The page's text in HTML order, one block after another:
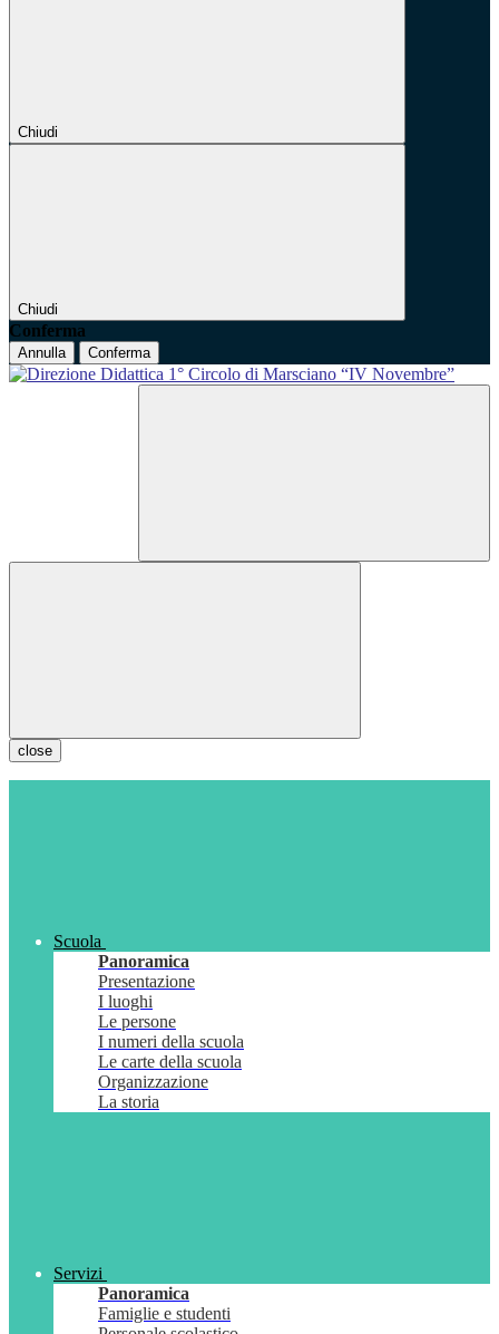
Chiudi
Chiudi
Conferma
Annulla Conferma
close
Scuola
Panoramica
Presentazione
I luoghi
Le persone
I numeri della scuola
Le carte della scuola
Organizzazione
La storia
Servizi
Panoramica
Famiglie e studenti